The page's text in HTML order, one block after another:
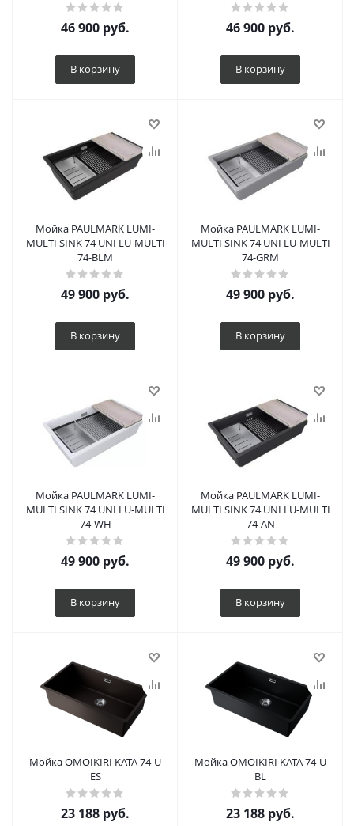
46 900 руб.
В корзину
46 900 руб.
В корзину
Мойка PAULMARK LUMI-
MULTI SINK 74 UNI LU-MULTI
74-BLM
49 900 руб.
В корзину
Мойка PAULMARK LUMI-
MULTI SINK 74 UNI LU-MULTI
74-GRM
49 900 руб.
В корзину
Мойка PAULMARK LUMI-
MULTI SINK 74 UNI LU-MULTI
74-WH
49 900 руб.
В корзину
Мойка PAULMARK LUMI-
MULTI SINK 74 UNI LU-MULTI
74-AN
49 900 руб.
В корзину
Мойка OMOIKIRI KATA 74-U
ES
23 188 руб.
Мойка OMOIKIRI KATA 74-U
BL
23 188 руб.